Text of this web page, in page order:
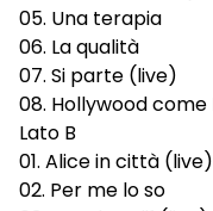
05. Una terapia
06. La qualità
07. Si parte (live)
08. Hollywood
Lato B
01. Alice in città (live)
02. Per me lo so